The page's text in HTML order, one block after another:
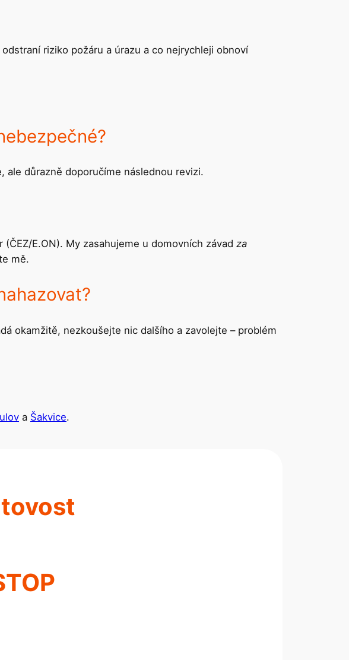
riziko požáru a úrazu a co nejrychleji obnoví
důrazně doporučíme následnou revizi.
E.ON). My zasahujeme u domovních závad za
mě.
okamžitě, nezkoušejte nic dalšího a zavolejte – problém
a Šakvice.